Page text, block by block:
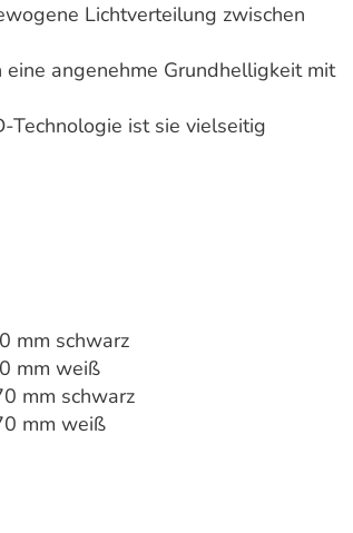
Lichtverteilung zwischen
angenehme Grundhelligkeit mit
Technologie ist sie vielseitig
mm schwarz
mm weiß
mm schwarz
mm weiß